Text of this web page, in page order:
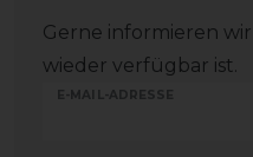
Gerne informieren
wieder verfügbar ist.
E-MAIL-ADRESSE